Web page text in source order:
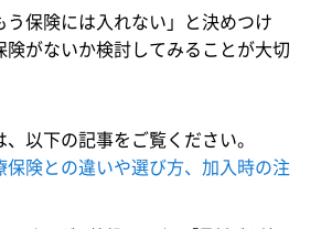
う保険には入れない」と決めつけ
険がないか検討してみることが大切
以下の記事をご覧ください。
保険との違いや選び方、加入時の注